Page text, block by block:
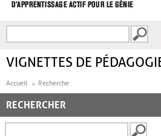
FORMULAIRE DE
VIGNETTES DE
Accueil Recherche
RECHERCHER